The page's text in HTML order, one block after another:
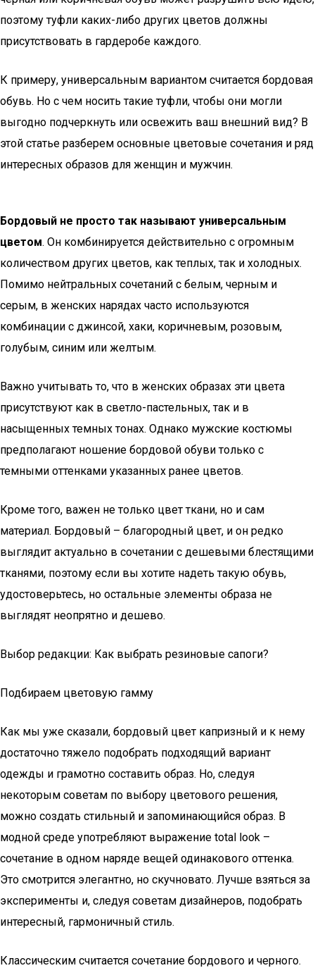
поэтому туфли каких-либо других цветов должны
присутствовать в гардеробе каждого.
К примеру, универсальным вариантом считается бордовая
обувь. Но с чем носить такие туфли, чтобы они могли
выгодно подчеркнуть или освежить ваш внешний вид? В
этой статье разберем основные цветовые сочетания и ряд
интересных образов для женщин и мужчин.
Бордовый не просто так называют универсальным
цветом. Он комбинируется действительно с огромным
количеством других цветов, как теплых, так и холодных.
Помимо нейтральных сочетаний с белым, черным и
серым, в женских нарядах часто используются
комбинации с джинсой, хаки, коричневым, розовым,
голубым, синим или желтым.
Важно учитывать то, что в женских образах эти цвета
присутствуют как в светло-пастельных, так и в
насыщенных темных тонах. Однако мужские костюмы
предполагают ношение бордовой обуви только с
темными оттенками указанных ранее цветов.
Кроме того, важен не только цвет ткани, но и сам
материал. Бордовый – благородный цвет, и он редко
выглядит актуально в сочетании с дешевыми блестящими
тканями, поэтому если вы хотите надеть такую обувь,
удостоверьтесь, но остальные элементы образа не
выглядят неопрятно и дешево.
Выбор редакции: Как выбрать резиновые сапоги?
Подбираем цветовую гамму
Как мы уже сказали, бордовый цвет капризный и к нему
достаточно тяжело подобрать подходящий вариант
одежды и грамотно составить образ. Но, следуя
некоторым советам по выбору цветового решения,
можно создать стильный и запоминающийся образ. В
модной среде употребляют выражение total look –
сочетание в одном наряде вещей одинакового оттенка.
Это смотрится элегантно, но скучновато. Лучше взяться за
эксперименты и, следуя советам дизайнеров, подобрать
интересный, гармоничный стиль.
Классическим считается сочетание бордового и черного.